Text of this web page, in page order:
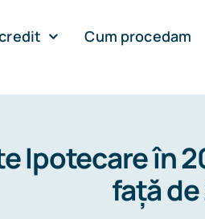
Cum procedam
Ipotecare în
față